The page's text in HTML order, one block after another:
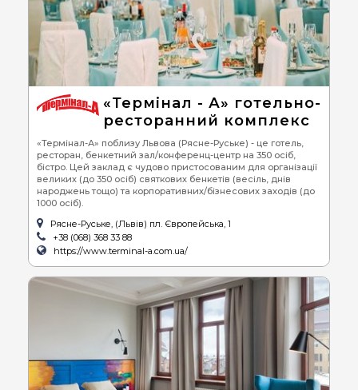
«Термінал - А» готельно-
ресторанний комплекс
«Термінал-А» поблизу Львова (Рясне-Руське) - це готель,
ресторан, бенкетний зал/конференц-центр на 350 осіб,
бістро. Цей заклад є чудово пристосованим для організації
великих (до 350 осіб) святкових бенкетів (весіль, днів
народжень тощо) та корпоративних/бізнесових заходів (до
1000 осіб).
Рясне-Руське, (Львів) пл. Європейська, 1
+38 (068) 368 33 88
https://www.terminal-a.com.ua/